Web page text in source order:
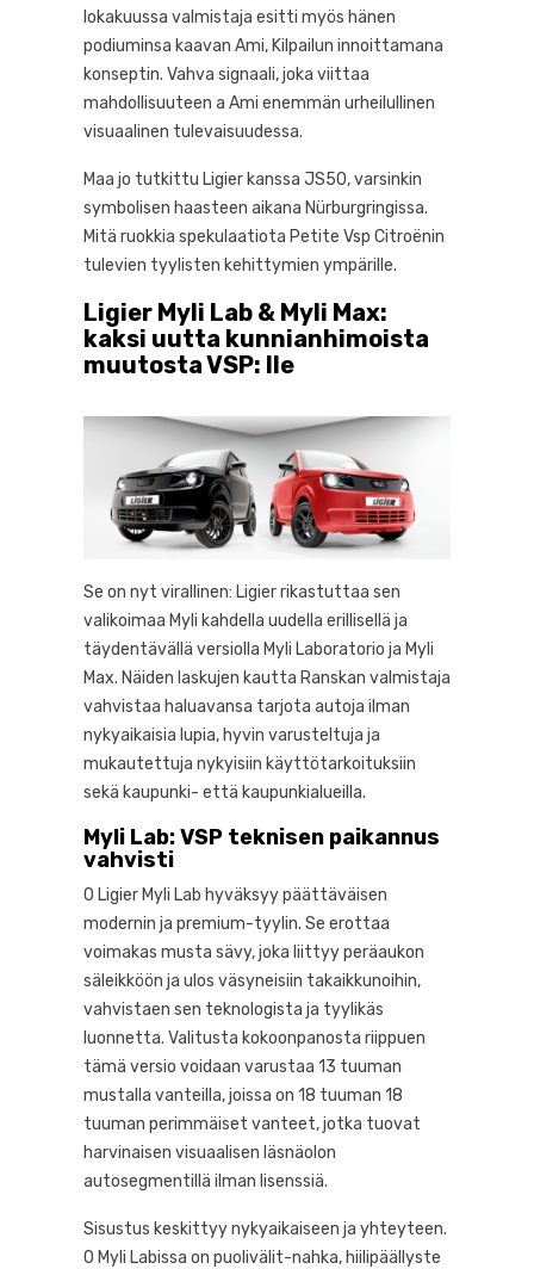
lokakuussa valmistaja esitti myös hänen
podiuminsa kaavan Ami, Kilpailun innoittamana
konseptin. Vahva signaali, joka viittaa
mahdollisuuteen a Ami enemmän urheilullinen
visuaalinen tulevaisuudessa.
Maa jo tutkittu Ligier kanssa JS50, varsinkin
symbolisen haasteen aikana Nürburgringissa.
Mitä ruokkia spekulaatiota Petite Vsp Citroënin
tulevien tyylisten kehittymien ympärille.
Ligier Myli Lab & Myli Max:
kaksi uutta kunnianhimoista
muutosta VSP: lle
Se on nyt virallinen: Ligier rikastuttaa sen
valikoimaa Myli kahdella uudella erillisellä ja
täydentävällä versiolla Myli Laboratorio ja Myli
Max. Näiden laskujen kautta Ranskan valmistaja
vahvistaa haluavansa tarjota autoja ilman
nykyaikaisia lupia, hyvin varusteltuja ja
mukautettuja nykyisiin käyttötarkoituksiin
sekä kaupunki- että kaupunkialueilla.
Myli Lab: VSP teknisen paikannus
vahvisti
0 Ligier Myli Lab hyväksyy päättäväisen
modernin ja premium-tyylin. Se erottaa
voimakas musta sävy, joka liittyy peräaukon
säleikköön ja ulos väsyneisiin takaikkunoihin,
vahvistaen sen teknologista ja tyylikäs
luonnetta. Valitusta kokoonpanosta riippuen
tämä versio voidaan varustaa 13 tuuman
mustalla vanteilla, joissa on 18 tuuman 18
tuuman perimmäiset vanteet, jotka tuovat
harvinaisen visuaalisen läsnäolon
autosegmentillä ilman lisenssiä.
Sisustus keskittyy nykyaikaiseen ja yhteyteen.
0 Myli Labissa on puolivälit-nahka, hiilipäällyste